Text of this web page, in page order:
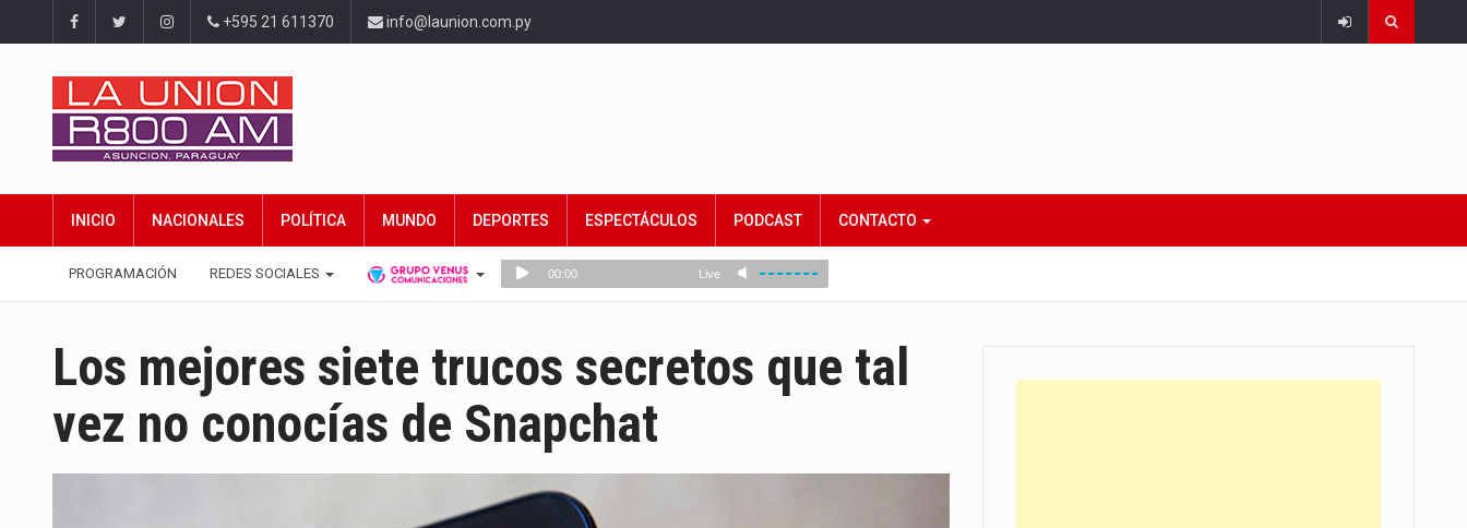
+595 21 611370 info@launion.com.py
INICIO NACIONALES POLÍTICA MUNDO DEPORTES ESPECTÁCULOS PODCAST CONTACTO
PROGRAMACIÓN REDES SOCIALES
Los mejores siete trucos secretos que tal
vez no conocías de Snapchat